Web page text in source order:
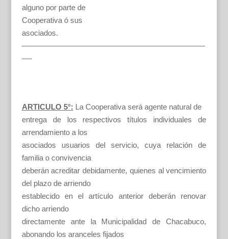
alguno por parte de
Cooperativa ó sus
asociados.
————————————————————————
—-
ARTICULO 5°: La Cooperativa será agente natural de
entrega de los respectivos títulos individuales de
arrendamiento a los
asociados usuarios del servicio, cuya relación de
familia o convivencia
deberán acreditar debidamente, quienes al vencimiento
del plazo de arriendo
establecido en el artículo anterior deberán renovar
dicho arriendo
directamente ante la Municipalidad de Chacabuco,
abonando los aranceles fijados